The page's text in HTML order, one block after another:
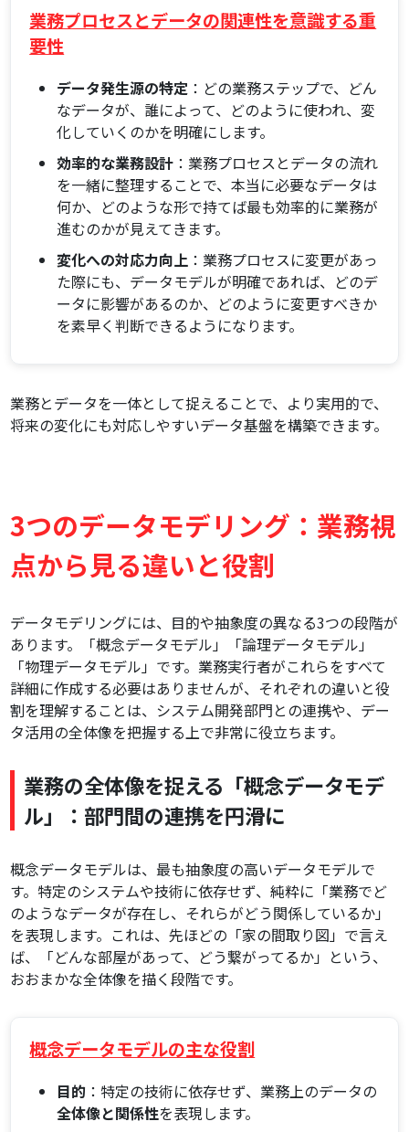
業務プロセスとデータの関連性を意識する重
要性
データ発生源の特定 ：どの業務ステップで、どん
なデータが、誰によって、どのように使われ、変
化していくのかを明確にします。
効率的な業務設計 ：業務プロセスとデータの流れ
を一緒に整理することで、本当に必要なデータは
何か、どのような形で持てば最も効率的に業務が
進むのかが見えてきます。
変化への対応力向上 ：業務プロセスに変更があっ
た際にも、データモデルが明確であれば、どのデ
ータに影響があるのか、どのように変更すべきか
を素早く判断できるようになります。
業務とデータを一体として捉えることで、より実用的で、
将来の変化にも対応しやすいデータ基盤を構築できます。
3つのデータモデリング：業務視
点から見る違いと役割
データモデリングには、目的や抽象度の異なる3つの段階が
あります。「概念データモデル」「論理データモデル」
「物理データモデル」です。業務実行者がこれらをすべて
詳細に作成する必要はありませんが、それぞれの違いと役
割を理解することは、システム開発部門との連携や、デー
タ活用の全体像を把握する上で非常に役立ちます。
業務の全体像を捉える「概念データモデ
ル」：部門間の連携を円滑に
概念データモデルは、最も抽象度の高いデータモデルで
す。特定のシステムや技術に依存せず、純粋に「業務でど
のようなデータが存在し、それらがどう関係しているか」
を表現します。これは、先ほどの「家の間取り図」で言え
ば、「どんな部屋があって、どう繋がってるか」という、
おおまかな全体像を描く段階です。
概念データモデルの主な役割
目的 ：特定の技術に依存せず、業務上のデータの
全体像と関係性を表現します。